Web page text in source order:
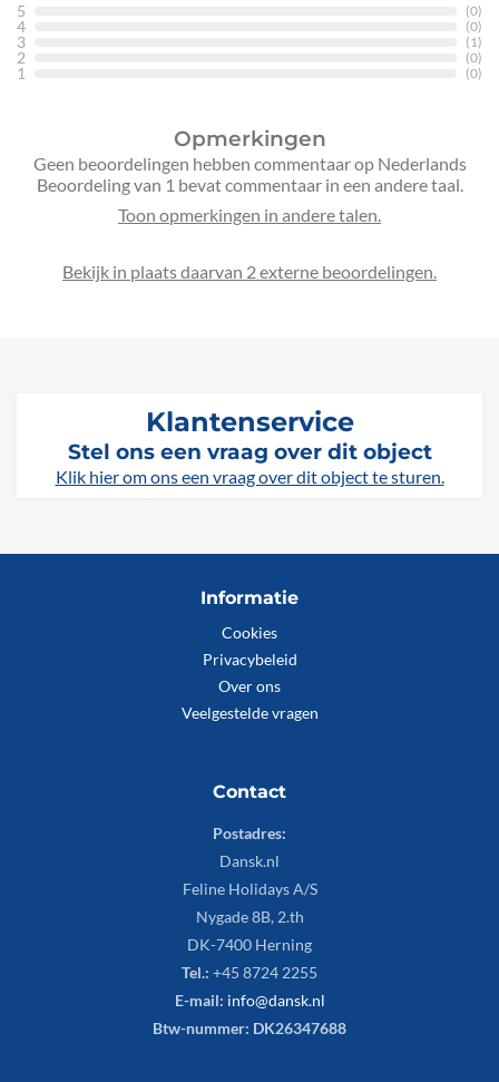
5 (0)
4 (0)
3 (1)
2 (0)
1 (0)
Opmerkingen
Geen beoordelingen hebben commentaar op Nederlands
Beoordeling van 1 bevat commentaar in een andere taal.
Bekijk in plaats daarvan 2 externe beoordelingen.
Klantenservice
Stel ons een vraag over dit object
Klik hier om ons een vraag over dit object te sturen.
Informatie
Cookies
Privacybeleid
Over ons
Veelgestelde vragen
Contact
Postadres:
Dansk.nl
Feline Holidays A/S
Nygade 8B, 2.th
DK-7400 Herning
Tel.: +45 8724 2255
E-mail: info@dansk.nl
Btw-nummer: DK26347688